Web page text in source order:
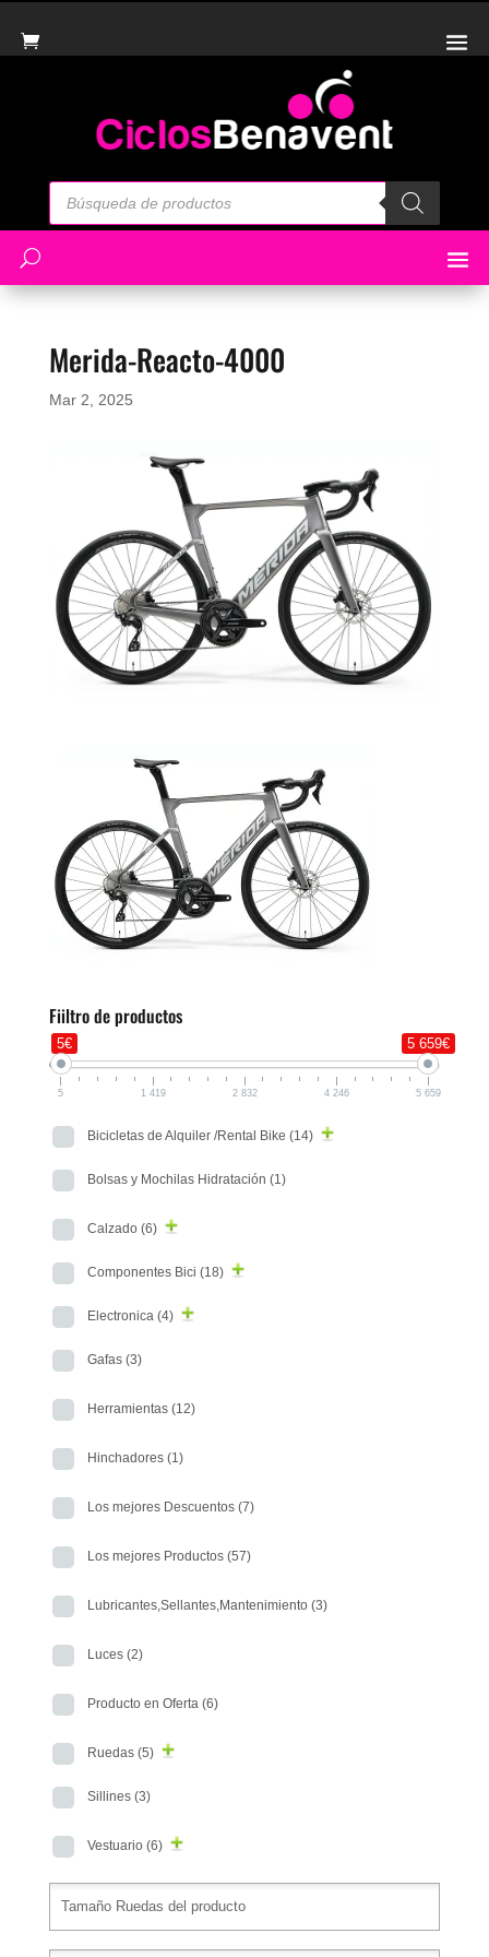
Búsqueda
de
Merida-Reacto-4000
Mar 2, 2025
Fiiltro de productos
5€ 5 659€
5 1 419 2 832 4 246 5 659
Bicicletas de Alquiler /Rental Bike (14)
Bolsas y Mochilas Hidratación (1)
Calzado (6)
Componentes Bici (18)
Electronica (4)
Gafas (3)
Herramientas (12)
Hinchadores (1)
Los mejores Descuentos (7)
Los mejores Productos (57)
Lubricantes,Sellantes,Mantenimiento (3)
Luces (2)
Producto en Oferta (6)
Ruedas (5)
Sillines (3)
Vestuario (6)